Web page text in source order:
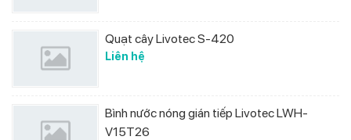
Quạt cây Livotec S-420
Liên hệ
Bình nước nóng gián tiếp Livotec LWH-
V15T26